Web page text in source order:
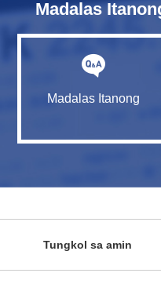
Madalas
Madalas Itanong
Tungkol sa amin